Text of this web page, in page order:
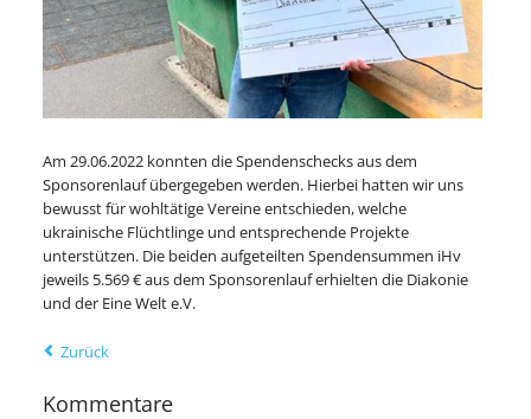
Am 29.06.2022 konnten die Spendenschecks aus dem
Sponsorenlauf übergegeben werden. Hierbei hatten wir uns
bewusst für wohltätige Vereine entschieden, welche
ukrainische Flüchtlinge und entsprechende Projekte
unterstützen. Die beiden aufgeteilten Spendensummen iHv
jeweils 5.569 € aus dem Sponsorenlauf erhielten die Diakonie
und der Eine Welt e.V.
Zurück
Kommentare